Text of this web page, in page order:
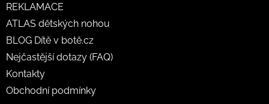
REKLAMACE
ATLAS dětských nohou
BLOG Dítě v botě.cz
Nejčastější dotazy (FAQ)
Kontakty
Obchodní podmínky